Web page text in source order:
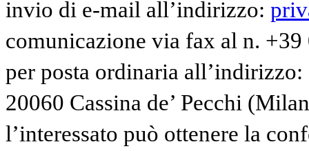
invio di e-mail all’indirizzo:
comunicazione via fax al n.
per posta ordinaria all’indirizzo:
20060 Cassina de’ Pecchi
l’interessato può ottenere la